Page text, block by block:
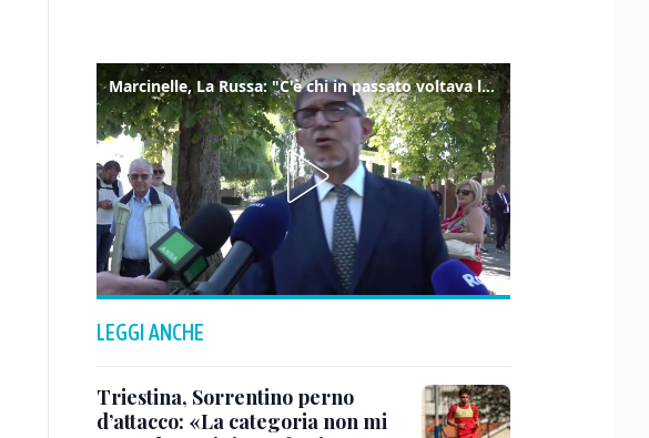
Marcinelle, La Russa: "C'è chi in passato voltava le spalle a Marcinelle"
LEGGI ANCHE
Triestina, Sorrentino perno
d’attacco: «La categoria non mi